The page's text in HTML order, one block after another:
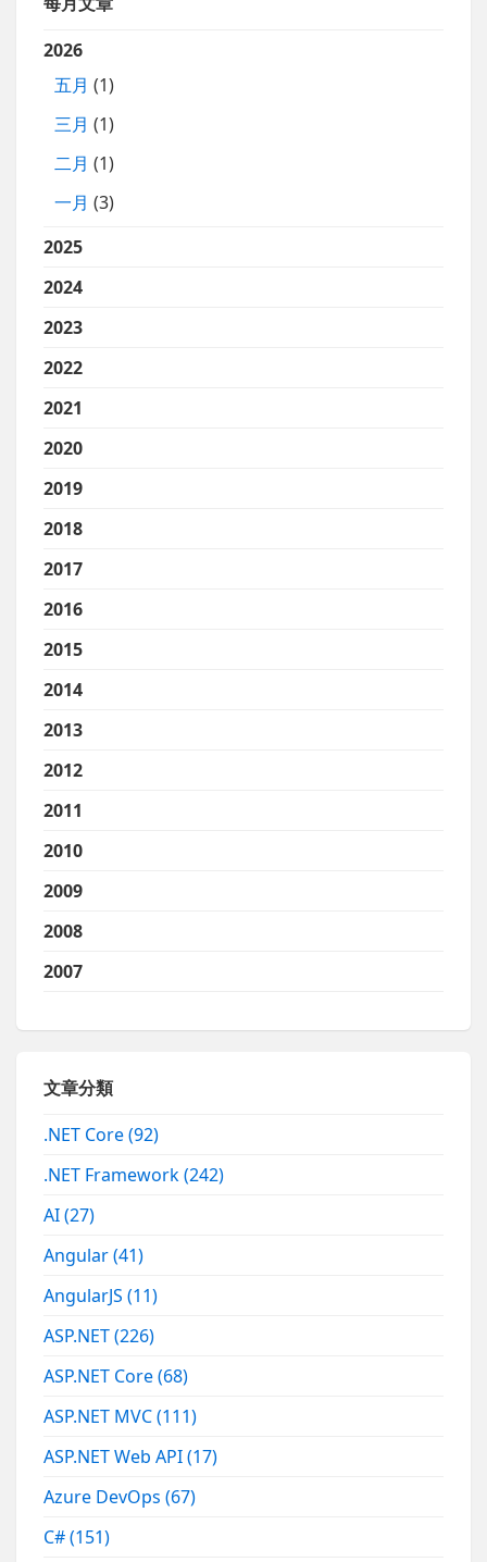
2026
五月 (1)
三月 (1)
二月 (1)
一月 (3)
2025
2024
2023
2022
2021
2020
2019
2018
2017
2016
2015
2014
2013
2012
2011
2010
2009
2008
2007
文章分類
.NET Core(92)
.NET Framework(242)
AI(27)
Angular(41)
AngularJS(11)
ASP.NET(226)
ASP.NET Core(68)
ASP.NET MVC(111)
ASP.NET Web API(17)
Azure DevOps(67)
C#(151)